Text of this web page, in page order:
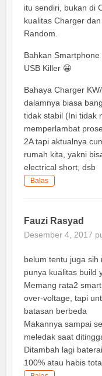
itu sendiri, bukan di
kualitas Charger
Random.
Bahkan
USB Killer 😀
Bahaya Charger
dalamnya biasa
tidak stabil (Ini tidak
memperlambat
2A tapi aktualnya
rumah kita, yakni
electrical short, dsb
Balas
Fauzi Rasyad
Desember 4, 2017
belum tentu juga sih
punya kualitas build
Memang rata2
over-voltage, tapi
batasan berbeda
Makannya sampai
meledak saat
Ditambah lagi
100% atau habis